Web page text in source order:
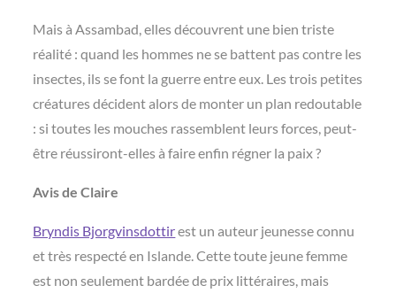
Mais à Assambad, elles découvrent une bien triste
réalité : quand les hommes ne se battent pas contre les
insectes, ils se font la guerre entre eux. Les trois petites
créatures décident alors de monter un plan redoutable
: si toutes les mouches rassemblent leurs forces, peut-
être réussiront-elles à faire enfin régner la paix ?
Avis de Claire
Bryndis Bjorgvinsdottirest un auteur jeunesse connu
et très respecté en Islande. Cette toute jeune femme
est non seulement bardée de prix littéraires, mais